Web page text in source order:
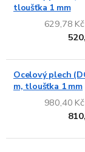
tloušťka 1 mm
629,78
Ocelový plech
m, tloušťka 1 mm
980,40